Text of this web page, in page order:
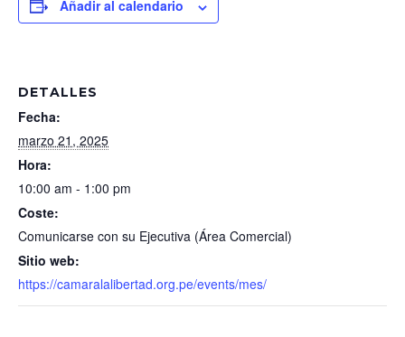
Añadir al calendario
DETALLES
Fecha:
marzo 21, 2025
Hora:
10:00 am - 1:00 pm
Coste:
Comunicarse con su Ejecutiva (Área Comercial)
Sitio web:
https://camaralalibertad.org.pe/events/mes/